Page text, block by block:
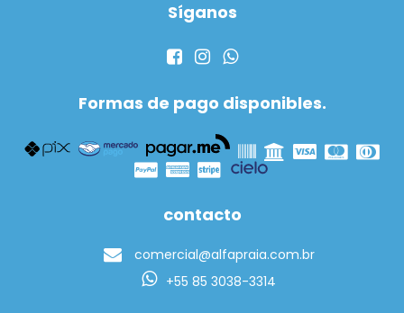
Síganos
Formas de pago disponibles.
contacto
comercial@alfapraia.com.br
+55 85 3038-3314